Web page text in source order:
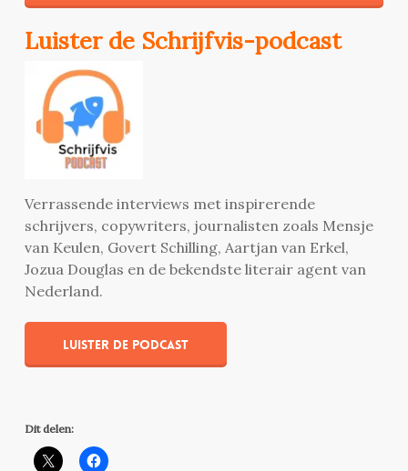
Luister de Schrijfvis-podcast
Verrassende interviews met inspirerende
schrijvers, copywriters, journalisten zoals Mensje
van Keulen, Govert Schilling, Aartjan van Erkel,
Jozua Douglas en de bekendste literair agent van
Nederland.
Luister de podcast
Dit delen: